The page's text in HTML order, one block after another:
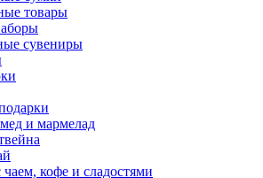
товары
сувениры
и мармелад
кофе и сладостями